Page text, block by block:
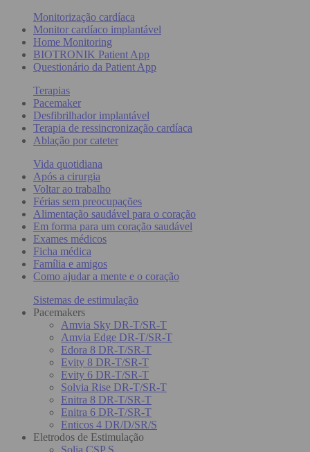
Monitorização cardíaca
Monitor cardíaco implantável
Home Monitoring
BIOTRONIK Patient App
Questionário da Patient App
Terapias
Pacemaker
Desfibrilhador implantável
Terapia de ressincronização cardíaca
Ablação por cateter
Vida quotidiana
Após a cirurgia
Voltar ao trabalho
Férias sem preocupações
Alimentação saudável para o coração
Em forma para um coração saudável
Exames médicos
Ficha médica
Família e amigos
Como ajudar a mente e o coração
Sistemas de estimulação
Pacemakers
Amvia Sky DR-T/SR-T
Amvia Edge DR-T/SR-T
Edora 8 DR-T/SR-T
Evity 8 DR-T/SR-T
Evity 6 DR-T/SR-T
Solvia Rise DR-T/SR-T
Enitra 8 DR-T/SR-T
Enitra 6 DR-T/SR-T
Enticos 4 DR/D/SR/S
Eletrodos de Estimulação
Solia CSP S